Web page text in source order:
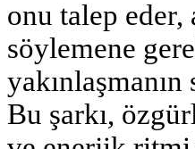
onu talep
söylemene
Bu şarkı,